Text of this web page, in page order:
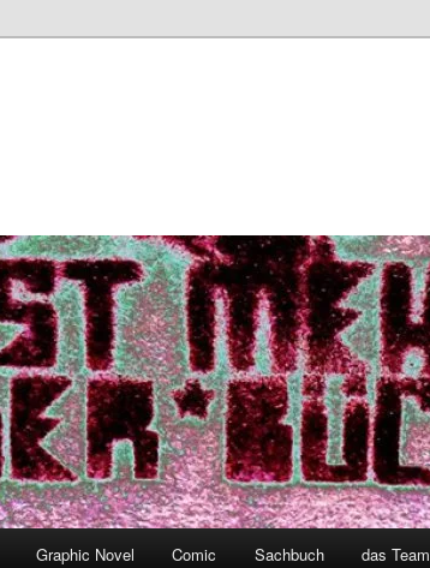
Graphic Novel Comic Sachbuch das Team